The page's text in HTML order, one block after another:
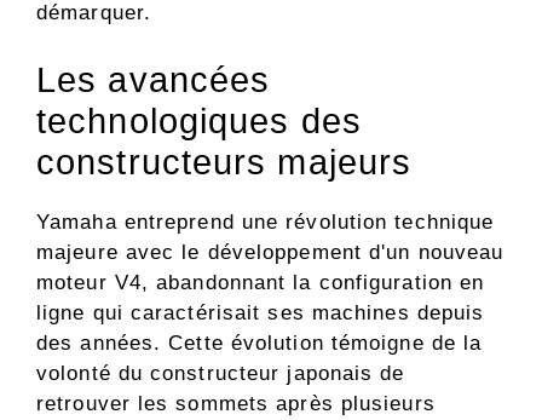
démarquer.
Les avancées
technologiques des
constructeurs majeurs
Yamaha entreprend une révolution technique
majeure avec le développement d'un nouveau
moteur V4, abandonnant la configuration en
ligne qui caractérisait ses machines depuis
des années. Cette évolution témoigne de la
volonté du constructeur japonais de
retrouver les sommets après plusieurs